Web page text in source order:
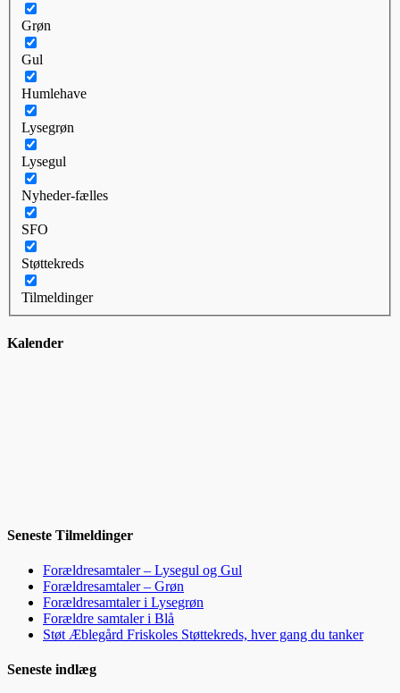
Grøn
Gul
Humlehave
Lysegrøn
Lysegul
Nyheder-fælles
SFO
Støttekreds
Tilmeldinger
Kalender
Seneste Tilmeldinger
Forældresamtaler – Lysegul og Gul
Forældresamtaler – Grøn
Forældresamtaler i Lysegrøn
Forældre samtaler i Blå
Støt Æblegård Friskoles Støttekreds, hver gang du tanker
Seneste indlæg